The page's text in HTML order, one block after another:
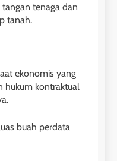
tenaga dan
tanah.
ekonomis yang
hukum kontraktual
buah perdata